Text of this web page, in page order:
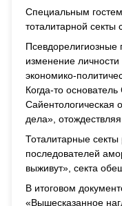
Специальным
тоталитарной секты
Псевдорелигиозные
изменение
экономико-
Когда-то
Сайентологическая
дела»,
Тоталитарные
последователей
выживут», секта
В итоговом
«Вышесказанное